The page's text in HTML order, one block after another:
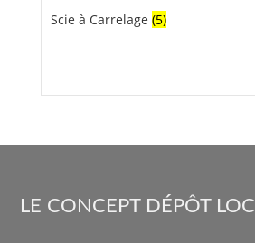
Scie à Carrelage (5)
LE CONCEPT DÉPÔT LOC